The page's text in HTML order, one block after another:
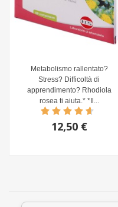
Metabolismo rallentato?
Stress? Difficoltà di
apprendimento? Rhodiola
rosea ti aiuta.* *Il...
12,50 €